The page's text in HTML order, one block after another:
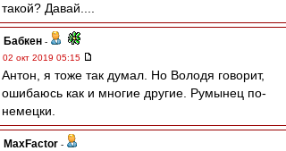
такой? Давай....
Бабкен -
02 окт 2019 05:15
Антон, я тоже так думал. Но Володя говорит,
ошибаюсь как и многие другие. Румынец по-
немецки.
MaxFactor -